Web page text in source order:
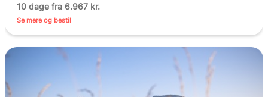
10 dage fra 6.967 kr.
Se mere og bestil